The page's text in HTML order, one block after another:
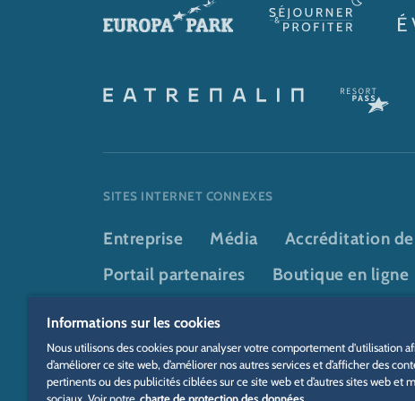
SITES INTERNET CONNEXES
Entreprise Média Accréditation de
Portail partenaires
Boutique en ligne
DSGVO
Politique de confidentialité Paramètres des cookies
Informations sur les cookies
Nous utilisons des cookies pour analyser votre comportement d'utilisation
d’améliorer ce site web, d’améliorer nos autres services et d’afficher des
pertinents ou des publicités ciblées sur ce site web et d’autres sites web et